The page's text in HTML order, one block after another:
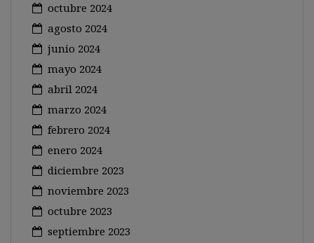
octubre 2024
agosto 2024
junio 2024
mayo 2024
abril 2024
marzo 2024
febrero 2024
enero 2024
diciembre 2023
noviembre 2023
octubre 2023
septiembre 2023